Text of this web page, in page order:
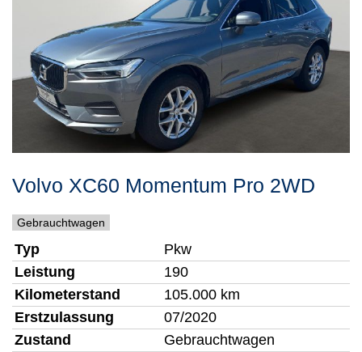
Volvo XC60 Momentum Pro 2WD
Gebrauchtwagen
Typ
Pkw
Leistung
190
Kilometerstand
105.000 km
Erstzulassung
07/2020
Zustand
Gebrauchtwagen